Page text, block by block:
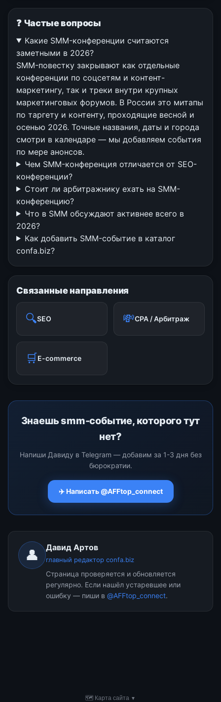
❓ Частые вопросы
Какие SMM-конференции считаются
заметными в 2026?
SMM-повестку закрывают как отдельные
конференции по соцсетям и контент-
маркетингу, так и треки внутри крупных
маркетинговых форумов. В России это митапы
по таргету и контенту, проходящие весной и
осенью 2026. Точные названия, даты и города
смотри в календаре — мы добавляем события
по мере анонсов.
Чем SMM-конференция отличается от SEO-
конференции?
Стоит ли арбитражнику ехать на SMM-
конференцию?
Что в SMM обсуждают активнее всего в
2026?
Как добавить SMM-событие в каталог
confa.biz?
Связанные направления
🔍SEO 💸CPA / Арбитраж
🛒E-commerce
Знаешь smm-событие, которого тут
нет?
Напиши Давиду в Telegram — добавим за 1-3 дня без
бюрократии.
✈️ Написать @AFFtop_connect
👤 Давид Артов
главный редактор confa.biz
Страница проверяется и обновляется
регулярно. Если нашёл устаревшее или
ошибку — пиши в @AFFtop_connect.
🗺 Карта сайта ▼